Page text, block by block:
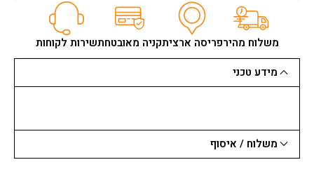
מילמטרי
-
משלוח מהירפריסה ארציתקניה מאובטחתשירות לקוחות
מידע טכני
משלוח / איסוף